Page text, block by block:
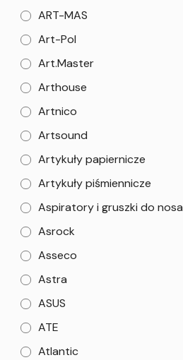
ART-MAS
Art-Pol
Art.Master
Arthouse
Artnico
Artsound
Artykuły papiernicze
Artykuły piśmiennicze
Aspiratory i gruszki do nosa
Asrock
Asseco
Astra
ASUS
ATE
Atlantic